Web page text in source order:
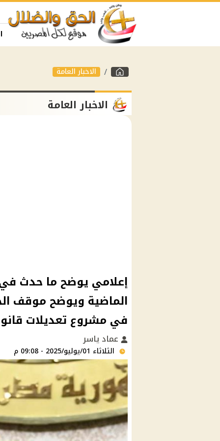
الاخبار العامة
الاخبار العامة
إعلامي يوضح ما حدث
الماضية ويوضح موقف
في مشروع تعديلات
عماد ياسر
الثلاثاء 01/يوليو/2025 - 09:08 م